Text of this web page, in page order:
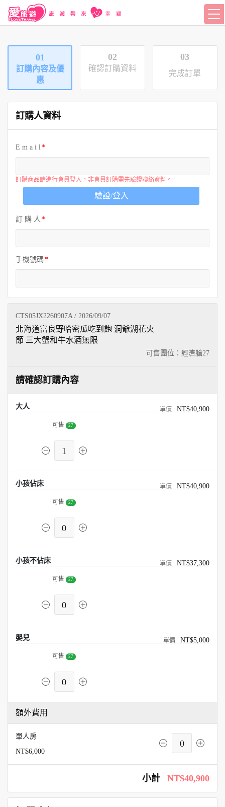
01
訂購內容及優
惠
02
確認訂購資料
03
完成訂單
訂購人資料
E m a i l
訂購商品請進行會員登入，非會員訂購需先驗證聯絡資料。
驗證/登入
訂 購 人
手機號碼
CTS05JX2260907A / 2026/09/07
可售團位：經濟艙27
北海道富良野哈密瓜吃到飽 洞爺湖花火
節 三大蟹和牛水酒無限
請確認訂購內容
大人 NT$40,900
可售 27
1
小孩佔床 NT$40,900
可售 27
0
小孩不佔床 NT$37,300
可售 27
0
嬰兒 NT$5,000
可售 27
0
額外費用
單人房
NT$6,000
0
小計 NT$40,900